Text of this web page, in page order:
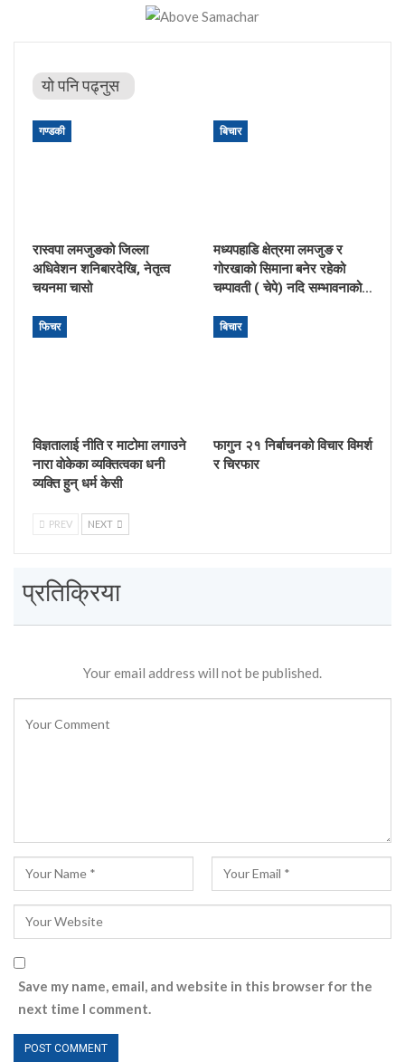
यो पनि पढ्नुस
गण्डकी
रास्वपा लमजुङको जिल्ला
अधिवेशन शनिबारदेखि, नेतृत्व
चयनमा चासो
बिचार
मध्यपहाडि क्षेत्रमा लमजुङ र
गोरखाको सिमाना बनेर रहेको
चम्पावती ( चेपे) नदि सम्भावनाको…
फिचर
विज्ञतालाई नीति र माटोमा लगाउने
नारा वाेकेका व्यक्तित्वका धनी
व्यक्ति हुन् धर्म केसी
बिचार
फागुन २१ निर्बाचनको विचार विमर्श
र चिरफार
PREV NEXT
प्रतिक्रिया
Your email address will not be published.
Save my name, email, and website in this browser for the
next time I comment.